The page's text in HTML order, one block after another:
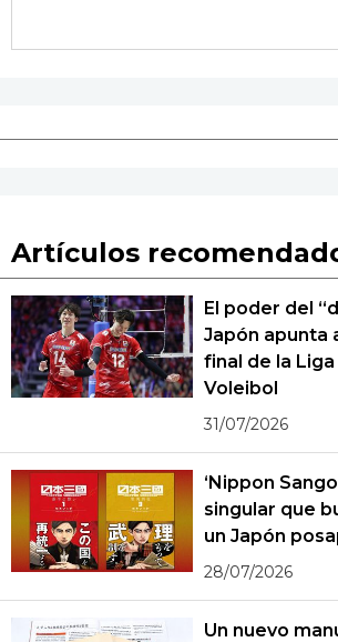
Artículos
El poder del
Japón apunta
final de la
Voleibol
31/07/2026
‘Nippon
singular que
un Japón
28/07/2026
Un nuevo